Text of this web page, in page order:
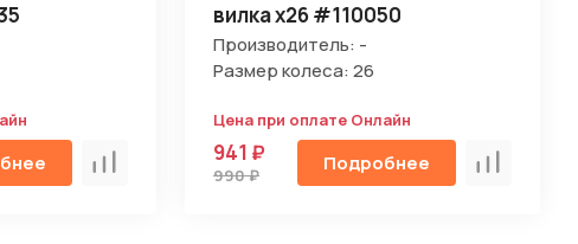
Сравнить
вилка х26 #110050
Производитель: -
Размер колеса: 26
Цена при оплате Онлайн
941 ₽
990 ₽ Подробнее Сравнить